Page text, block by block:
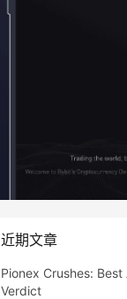
近期文章
Pionex Crushes:
Verdict